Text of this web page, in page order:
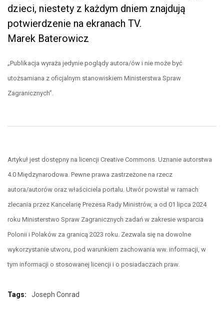
dzieci, niestety z każdym dniem znajdują
potwierdzenie na ekranach TV.
Marek Baterowicz
„Publikacja wyraża jedynie poglądy autora/ów i nie może być
utożsamiana z oficjalnym stanowiskiem Ministerstwa Spraw
Zagranicznych”.
Artykuł jest dostępny na licencji Creative Commons. Uznanie autorstwa
4.0 Międzynarodowa. Pewne prawa zastrzeżone na rzecz
autora/autorów oraz właściciela portalu. Utwór powstał w ramach
zlecania przez Kancelarię Prezesa Rady Ministrów, a od 01 lipca 2024
roku Ministerstwo Spraw Zagranicznych zadań w zakresie wsparcia
Polonii i Polaków za granicą 2023 roku. Zezwala się na dowolne
wykorzystanie utworu, pod warunkiem zachowania ww. informacji, w
tym informacji o stosowanej licencji i o posiadaczach praw.
Tags: Joseph Conrad